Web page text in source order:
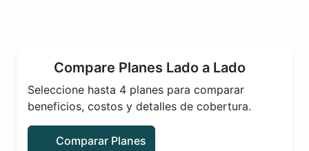
Compare Planes Lado a Lado
Seleccione hasta 4 planes para comparar
beneficios, costos y detalles de cobertura.
Comparar Planes